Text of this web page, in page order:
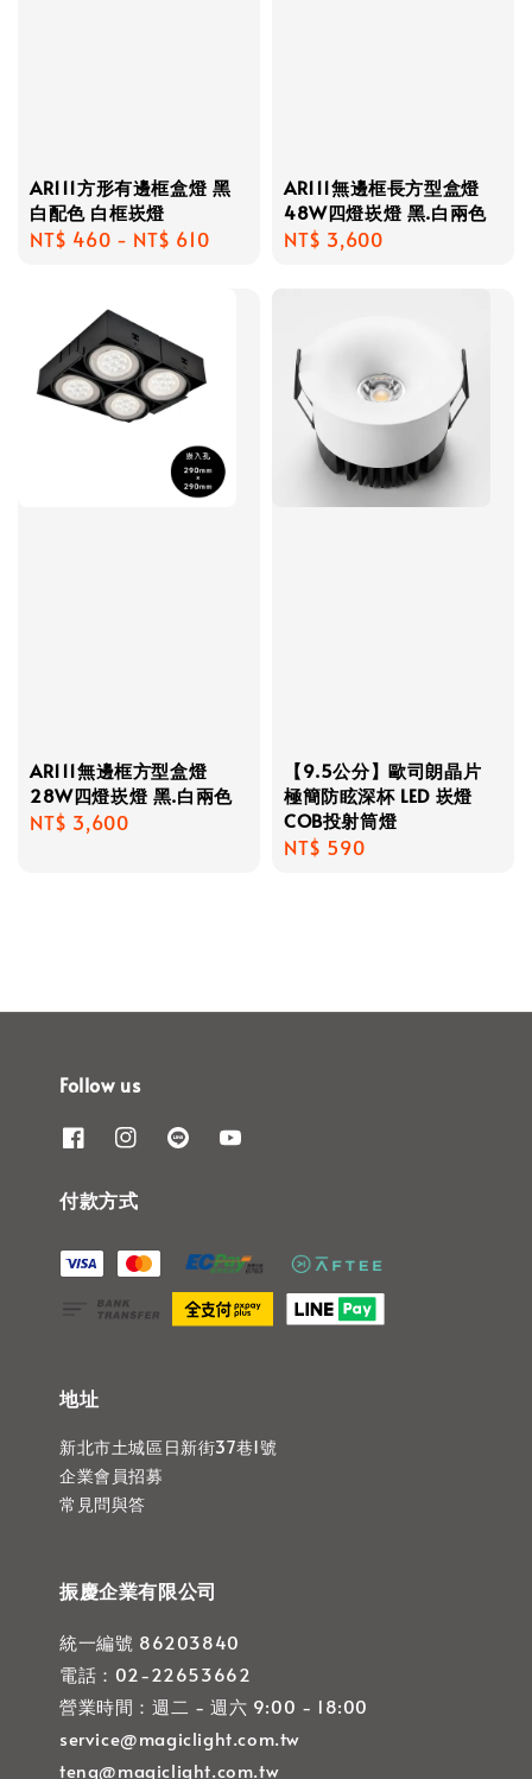
AR111方形有邊框盒燈 黑
白配色 白框崁燈
Regular
NT$ 460 - NT$ 610
AR111無邊框長方型盒燈
48W四燈崁燈 黑.白兩色
Regular
NT$ 3,600
AR111無邊框方型盒燈
28W四燈崁燈 黑.白兩色
Regular
NT$ 3,600
【9.5公分】歐司朗晶片
極簡防眩深杯 LED 崁燈
COB投射筒燈
Regular
NT$ 590
Follow us
付款方式
地址
新北市土城區日新街37巷1號
企業會員招募
常見問與答
振慶企業有限公司
統一編號 86203840
電話：02-22653662
營業時間：週二 - 週六 9:00 - 18:00
service@magiclight.com.tw
teng@magiclight.com.tw